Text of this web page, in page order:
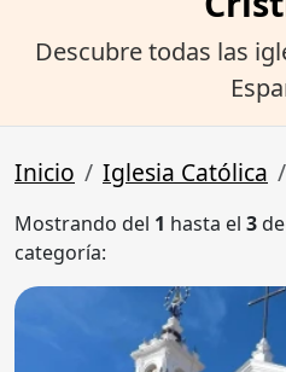
Descubre todas las
Inicio Iglesia Católica
Mostrando del 1 hasta el 3de
categoría: